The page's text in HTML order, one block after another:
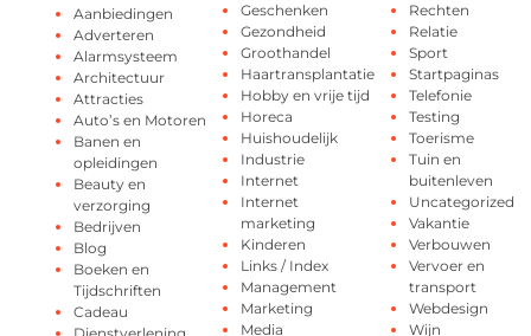
Aanbiedingen
Adverteren
Alarmsysteem
Architectuur
Attracties
Auto’s en Motoren
Banen en
opleidingen
Beauty en
verzorging
Bedrijven
Blog
Boeken en
Tijdschriften
Cadeau
Geschenken
Gezondheid
Groothandel
Haartransplantatie
Hobby en vrije tijd
Horeca
Huishoudelijk
Industrie
Internet
Internet
marketing
Kinderen
Links / Index
Management
Marketing
Media
Rechten
Relatie
Sport
Startpaginas
Telefonie
Testing
Toerisme
Tuin en
buitenleven
Uncategorized
Vakantie
Verbouwen
Vervoer en
transport
Webdesign
Wijn